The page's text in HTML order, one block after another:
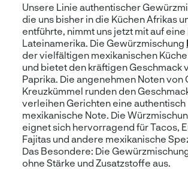
Unsere Linie authentischer
die uns bisher in die Küchen Afrikas
entführte, nimmt uns jetzt mit auf eine
Lateinamerika. Die Gewürzmischung
der vielfältigen mexikanischen
und bietet den kräftigen Geschmack
Paprika. Die angenehmen Noten von
Kreuzkümmel runden den
verleihen Gerichten eine authentisch
mexikanische Note. Die
eignet sich hervorragend für Tacos,
Fajitas und andere mexikanische
Das Besondere: Die
ohne Stärke und Zusatzstoffe aus.